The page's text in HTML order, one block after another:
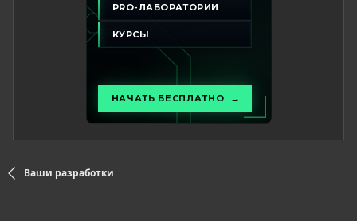
Ваши разработки